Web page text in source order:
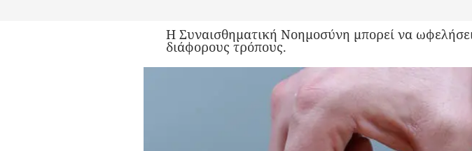
H Συναισθηματική Νοημοσύνη μπορεί να
διάφορους τρόπους.